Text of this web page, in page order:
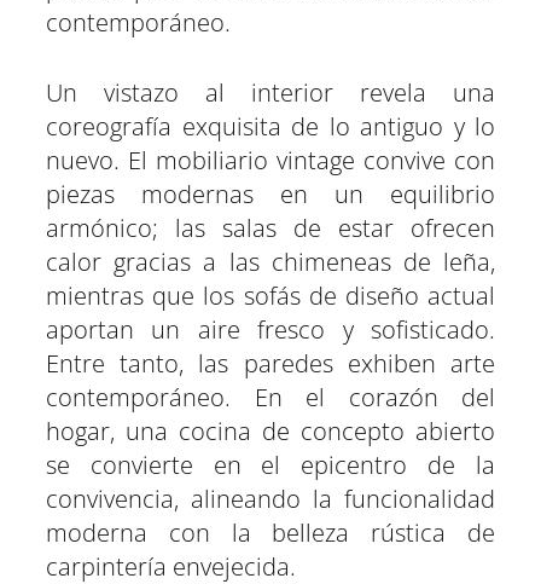
contemporáneo.
Un vistazo al interior revela una
coreografía exquisita de lo antiguo y lo
nuevo. El mobiliario vintage convive con
piezas modernas en un equilibrio
armónico; las salas de estar ofrecen
calor gracias a las chimeneas de leña,
mientras que los sofás de diseño actual
aportan un aire fresco y sofisticado.
Entre tanto, las paredes exhiben arte
contemporáneo. En el corazón del
hogar, una cocina de concepto abierto
se convierte en el epicentro de la
convivencia, alineando la funcionalidad
moderna con la belleza rústica de
carpintería envejecida.